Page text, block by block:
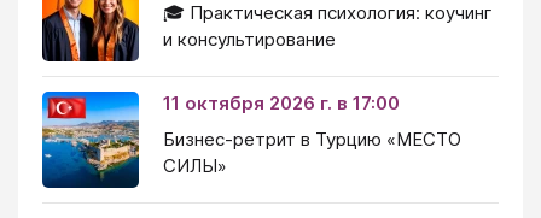
🎓 Практическая психология: коучинг
и консультирование
11 октября 2026 г. в 17:00
Бизнес-ретрит в Турцию «МЕСТО
СИЛЫ»